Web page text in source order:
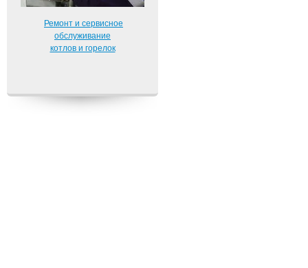
Ремонт и сервисное
обслуживание
котлов и горелок